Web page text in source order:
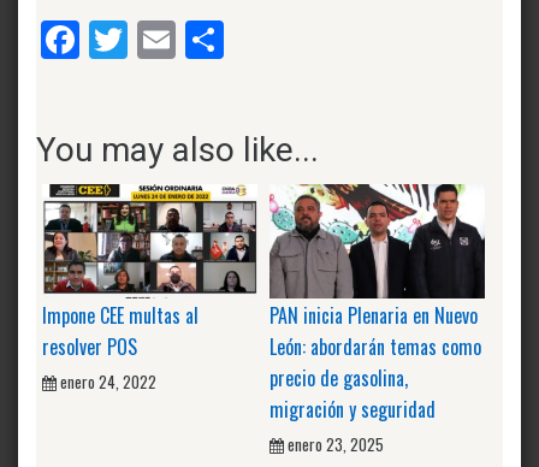
Facebook
Twitter
Email
You may also like...
Impone CEE multas al
resolver POS
enero 24, 2022
PAN inicia Plenaria en Nuevo
León: abordarán temas como
precio de gasolina,
migración y seguridad
enero 23, 2025